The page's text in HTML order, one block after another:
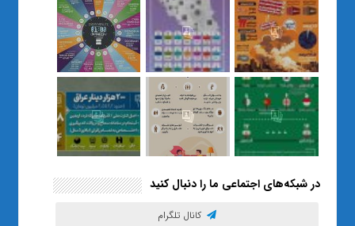
رساند / از یک کلاس ساده در قم تا
حضور مشترک معلم و هنرجویان
در مهم‌ترین گالری قرآنی هوش
مصنوعی تهران
در شبکه‌های اجتماعی ما را دنبال کنید
کانال تلگرام